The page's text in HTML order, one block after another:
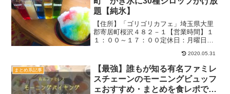
題【純氷】
【住所】「ゴリゴリカフェ」埼玉県大里
郡寄居町桜沢４８２－１【営業時間】１
１：００～１７：００定休日：月曜日
店横にあり２０１７．１１月土曜：１３
時過先客なし関連：カフェの記事一覧関
連：デザート＆お菓子の記事...
2020.05.31
まとめ系記事
【最強】誰もが知る有名ファミレ
スチェーンのモーニングビュッフ
ェおすすめ・まとめを食レポで紹